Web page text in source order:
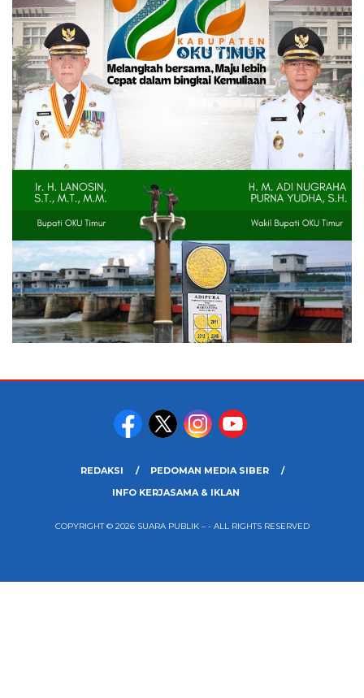
REDAKSI
PEDOMAN MEDIA SIBER
INFO KERJASAMA & IKLAN
COPYRIGHT © 2026 SUARA PUBLIK – - ALL RIGHTS RESERVED